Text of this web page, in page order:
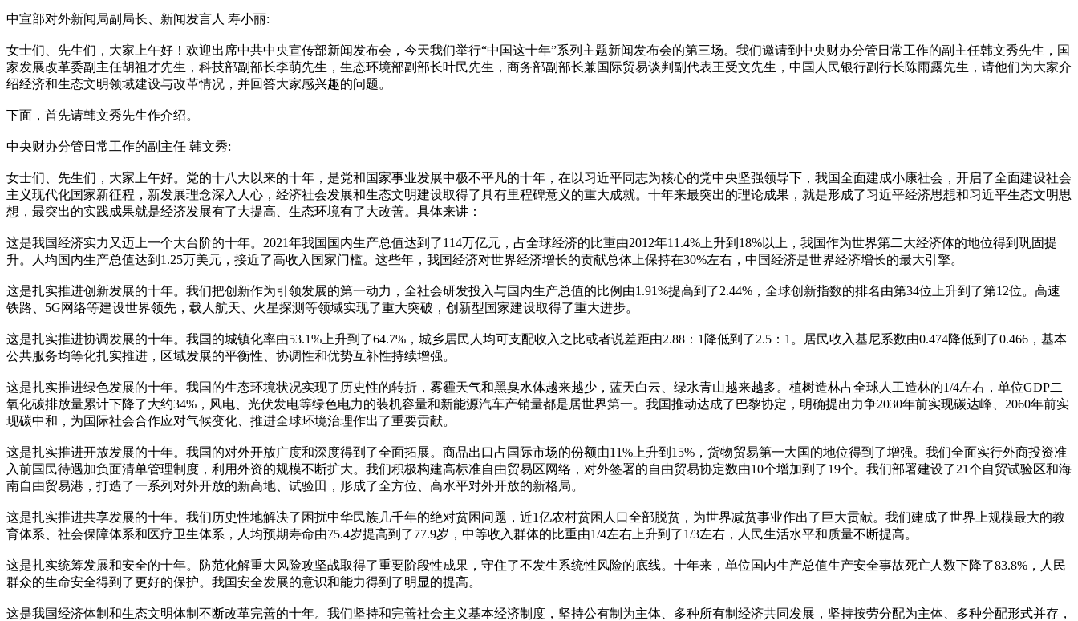
中宣部对外新闻局副局长、新闻发言人 寿小丽:
女士们、先生们，大家上午好！欢迎出席中共中央宣传部新闻发布会，今天我们举行“中国这十年”系列主题新闻发布会的第三场。我们邀请到中央财办分管日常工作的副主任韩文秀先生，国
家发展改革委副主任胡祖才先生，科技部副部长李萌先生，生态环境部副部长叶民先生，商务部副部长兼国际贸易谈判副代表王受文先生，中国人民银行副行长陈雨露先生，请他们为大家介
绍经济和生态文明领域建设与改革情况，并回答大家感兴趣的问题。
下面，首先请韩文秀先生作介绍。
中央财办分管日常工作的副主任 韩文秀:
女士们、先生们，大家上午好。党的十八大以来的十年，是党和国家事业发展中极不平凡的十年，在以习近平同志为核心的党中央坚强领导下，我国全面建成小康社会，开启了全面建设社会
主义现代化国家新征程，新发展理念深入人心，经济社会发展和生态文明建设取得了具有里程碑意义的重大成就。十年来最突出的理论成果，就是形成了习近平经济思想和习近平生态文明思
想，最突出的实践成果就是经济发展有了大提高、生态环境有了大改善。具体来讲：
这是我国经济实力又迈上一个大台阶的十年。2021年我国国内生产总值达到了114万亿元，占全球经济的比重由2012年11.4%上升到18%以上，我国作为世界第二大经济体的地位得到巩固提
升。人均国内生产总值达到1.25万美元，接近了高收入国家门槛。这些年，我国经济对世界经济增长的贡献总体上保持在30%左右，中国经济是世界经济增长的最大引擎。
这是扎实推进创新发展的十年。我们把创新作为引领发展的第一动力，全社会研发投入与国内生产总值的比例由1.91%提高到了2.44%，全球创新指数的排名由第34位上升到了第12位。高速
铁路、5G网络等建设世界领先，载人航天、火星探测等领域实现了重大突破，创新型国家建设取得了重大进步。
这是扎实推进协调发展的十年。我国的城镇化率由53.1%上升到了64.7%，城乡居民人均可支配收入之比或者说差距由2.88：1降低到了2.5：1。居民收入基尼系数由0.474降低到了0.466，基本
公共服务均等化扎实推进，区域发展的平衡性、协调性和优势互补性持续增强。
这是扎实推进绿色发展的十年。我国的生态环境状况实现了历史性的转折，雾霾天气和黑臭水体越来越少，蓝天白云、绿水青山越来越多。植树造林占全球人工造林的1/4左右，单位GDP二
氧化碳排放量累计下降了大约34%，风电、光伏发电等绿色电力的装机容量和新能源汽车产销量都是居世界第一。我国推动达成了巴黎协定，明确提出力争2030年前实现碳达峰、2060年前实
现碳中和，为国际社会合作应对气候变化、推进全球环境治理作出了重要贡献。
这是扎实推进开放发展的十年。我国的对外开放广度和深度得到了全面拓展。商品出口占国际市场的份额由11%上升到15%，货物贸易第一大国的地位得到了增强。我们全面实行外商投资准
入前国民待遇加负面清单管理制度，利用外资的规模不断扩大。我们积极构建高标准自由贸易区网络，对外签署的自由贸易协定数由10个增加到了19个。我们部署建设了21个自贸试验区和海
南自由贸易港，打造了一系列对外开放的新高地、试验田，形成了全方位、高水平对外开放的新格局。
这是扎实推进共享发展的十年。我们历史性地解决了困扰中华民族几千年的绝对贫困问题，近1亿农村贫困人口全部脱贫，为世界减贫事业作出了巨大贡献。我们建成了世界上规模最大的教
育体系、社会保障体系和医疗卫生体系，人均预期寿命由75.4岁提高到了77.9岁，中等收入群体的比重由1/4左右上升到了1/3左右，人民生活水平和质量不断提高。
这是扎实统筹发展和安全的十年。防范化解重大风险攻坚战取得了重要阶段性成果，守住了不发生系统性风险的底线。十年来，单位国内生产总值生产安全事故死亡人数下降了83.8%，人民
群众的生命安全得到了更好的保护。我国安全发展的意识和能力得到了明显的提高。
这是我国经济体制和生态文明体制不断改革完善的十年。我们坚持和完善社会主义基本经济制度，坚持公有制为主体、多种所有制经济共同发展，坚持按劳分配为主体、多种分配形式并存，